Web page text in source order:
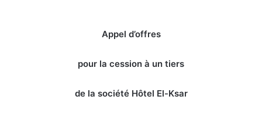
Appel d’offres
pour la cession à un tiers
de la société Hôtel El-Ksar